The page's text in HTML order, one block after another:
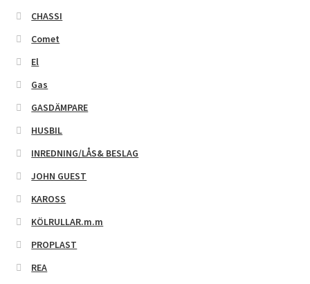
CHASSI
Comet
El
Gas
GASDÄMPARE
HUSBIL
INREDNING/LÅS& BESLAG
JOHN GUEST
KAROSS
KÖLRULLAR.m.m
PROPLAST
REA